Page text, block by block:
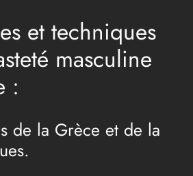
et techniques
masculine
:
de la Grèce et de la